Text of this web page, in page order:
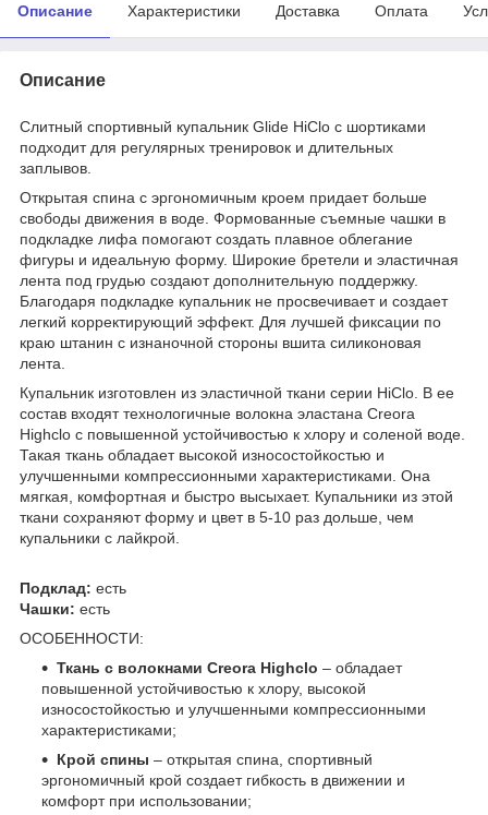
Описание Характеристики Доставка Оплата
Описание
Слитный спортивный купальник Glide HiClo с шортиками
подходит для регулярных тренировок и длительных
заплывов.
Открытая спина с эргономичным кроем придает больше
свободы движения в воде. Формованные съемные чашки в
подкладке лифа помогают создать плавное облегание
фигуры и идеальную форму. Широкие бретели и эластичная
лента под грудью создают дополнительную поддержку.
Благодаря подкладке купальник не просвечивает и создает
легкий корректирующий эффект. Для лучшей фиксации по
краю штанин с изнаночной стороны вшита силиконовая
лента.
Купальник изготовлен из эластичной ткани серии HiClo. В ее
состав входят технологичные волокна эластана Creora
Highclo с повышенной устойчивостью к хлору и соленой воде.
Такая ткань обладает высокой износостойкостью и
улучшенными компрессионными характеристиками. Она
мягкая, комфортная и быстро высыхает. Купальники из этой
ткани сохраняют форму и цвет в 5-10 раз дольше, чем
купальники с лайкрой.
Подклад: есть
Чашки: есть
ОСОБЕННОСТИ:
Ткань с волокнами Creora Highclo – обладает
повышенной устойчивостью к хлору, высокой
износостойкостью и улучшенными компрессионными
характеристиками;
Крой спины – открытая спина, спортивный
эргономичный крой создает гибкость в движении и
комфорт при использовании;